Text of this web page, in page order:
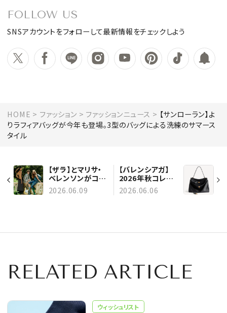
FOLLOW US
SNSアカウントをフォローして最新情報をチェックしよう
HOME ファッション ファッションニュース
【サンローラン】よ
りラフィアバッグが今年も登場。3型のバッグによる洗練のサマース
タイル
【ザラ】とマリサ・
ベレンソンがコラ
ボレーション。70
年代の華やかなム
2026.06.09
【バレンシアガ】
2026年秋コレク
ションのアイテム
が登場する、新作
2026.06.06
RELATED ARTICLE
ウィッシュリスト